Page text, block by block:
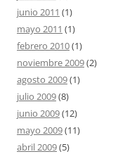
junio 2011 (1)
mayo 2011 (1)
febrero 2010(1)
noviembre 2009(2)
agosto 2009(1)
julio 2009(8)
junio 2009(12)
mayo 2009(11)
abril 2009(5)